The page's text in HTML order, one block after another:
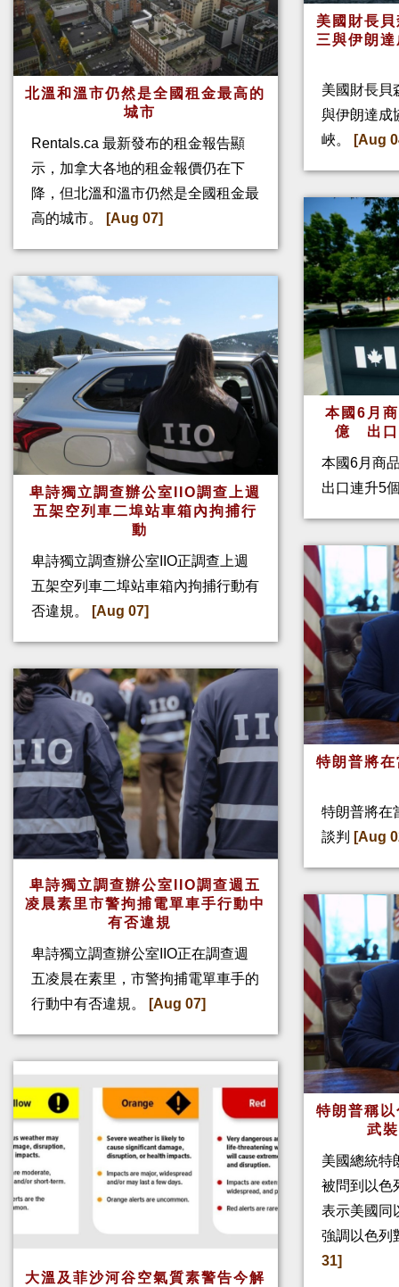
北溫和溫市仍然是全國租金最高的
城市
Rentals.ca 最新發布的租金報告顯
示，加拿大各地的租金報價仍在下
降，但北溫和溫市仍然是全國租金最
高的城市。
[Aug 07]
卑詩獨立調查辦公室IIO調查上週
五架空列車二埠站車箱內拘捕行
動
卑詩獨立調查辦公室IIO正調查上週
五架空列車二埠站車箱內拘捕行動有
否違規。
[Aug 07]
卑詩獨立調查辦公室IIO調查週五
凌晨素里市警拘捕電單車手行動中
有否違規
卑詩獨立調查辦公室IIO正在調查週
五凌晨在素里，市警拘捕電單車手的
行動中有否違規。
[Aug 07]
大溫及菲沙河谷空氣質素警告今解
美國財長
三與伊朗
美國財長貝
與伊朗達成
峽。
[Aug
本國6月
億 出口
本國6月商
出口連升5
特朗普將
特朗普將在
談判
[Aug
特朗普稱
武
美國總統特
被問到以色
表示美國同
強調以色列
31]